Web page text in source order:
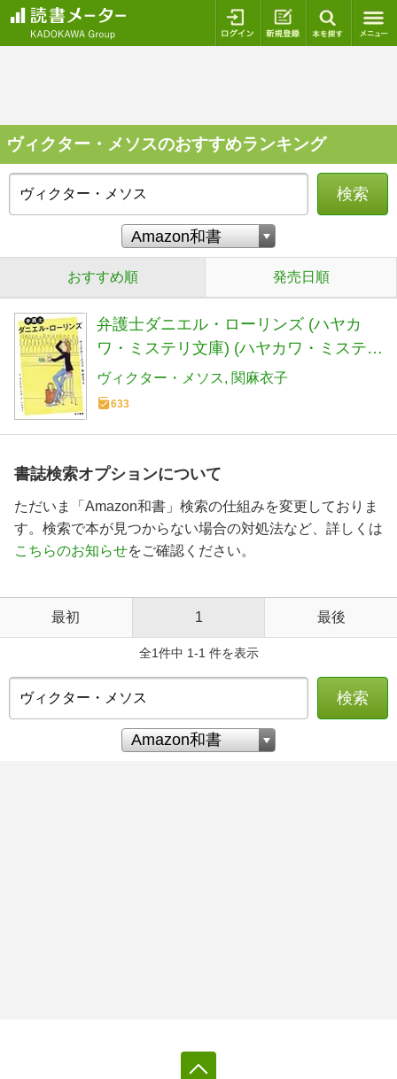
ログイン 新規登録
ヴィクター・メソスのおすすめランキング
検索
おすすめ順 発売日順
弁護士ダニエル・ローリンズ (ハヤカ
ワ・ミステリ文庫) (ハヤカワ・ミステリ
文庫 メ 7-1)
ヴィクター・メソス 関麻衣子
633
書誌検索オプションについて
ただいま「Amazon和書」検索の仕組みを変更しておりま
す。検索で本が見つからない場合の対処法など、詳しくは
こちらのお知らせをご確認ください。
最初 1 最後
全1件中 1-1 件を表示
検索